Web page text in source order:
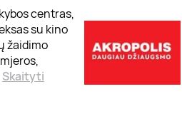
centras,
su kino
žaidimo
Skaityti